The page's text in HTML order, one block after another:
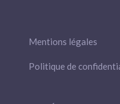
Mentions légales
Politique de